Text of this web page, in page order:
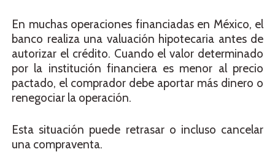
En muchas operaciones financiadas en México, el
banco realiza una valuación hipotecaria antes de
autorizar el crédito. Cuando el valor determinado
por la institución financiera es menor al precio
pactado, el comprador debe aportar más dinero o
renegociar la operación.
Esta situación puede retrasar o incluso cancelar
una compraventa.